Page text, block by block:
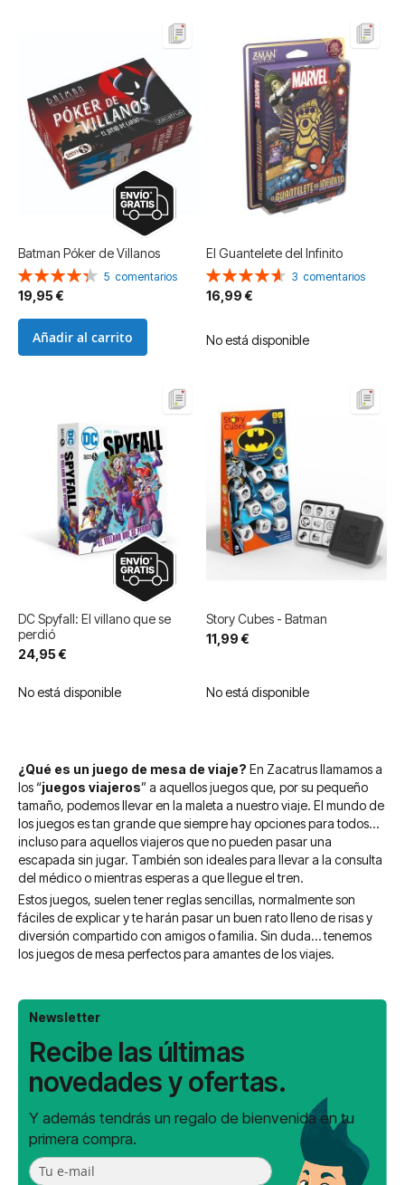
Batman Póker de Villanos
Valoración:
88%
5 comentarios
19,95 €
Añadir al carrito
El Guantelete del Infinito
Valoración:
93%
3 comentarios
16,99 €
No está disponible
DC Spyfall: El villano que se
perdió
24,95 €
No está disponible
Story Cubes - Batman
11,99 €
No está disponible
¿Qué es un juego de mesa de viaje? En Zacatrus llamamos a
los “juegos viajeros” a aquellos juegos que, por su pequeño
tamaño, podemos llevar en la maleta a nuestro viaje. El mundo de
los juegos es tan grande que siempre hay opciones para todos…
incluso para aquellos viajeros que no pueden pasar una
escapada sin jugar. También son ideales para llevar a la consulta
del médico o mientras esperas a que llegue el tren.
Estos juegos, suelen tener reglas sencillas, normalmente son
fáciles de explicar y te harán pasar un buen rato lleno de risas y
diversión compartido con amigos o familia. Sin duda… tenemos
los juegos de mesa perfectos para amantes de los viajes.
Newsletter
Recibe las últimas
novedades y ofertas.
Y además tendrás un regalo de bienvenida en tu
primera compra.